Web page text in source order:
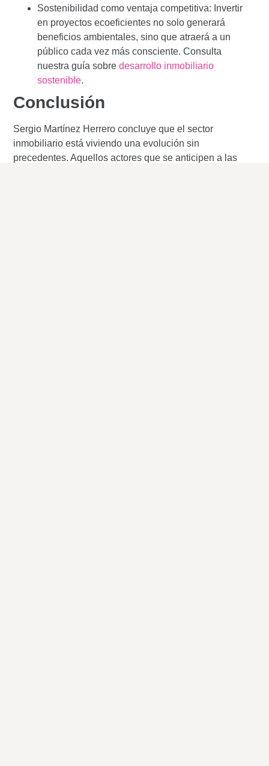
Sostenibilidad como ventaja competitiva: Invertir
en proyectos ecoeficientes no solo generará
beneficios ambientales, sino que atraerá a un
público cada vez más consciente. Consulta
nuestra guía sobredesarrollo inmobiliario
sostenible.
Conclusión
Sergio Martínez Herrero concluye que el sector
inmobiliario está viviendo una evolución sin
precedentes. Aquellos actores que se anticipen a las